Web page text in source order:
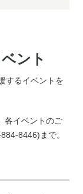
ント
するイベントを
各イベントのご
8446)まで。